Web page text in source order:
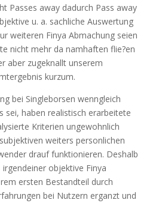
Passes away dadurch Pass away
u. a. sachliche Auswertung
weiteren Finya Abmachung seien
nicht mehr da namhaften flie?en
aber zugeknallt unserem
kurzum.
bei Singleborsen wenngleich
sei, haben realistisch erarbeitete
Kriterien ungewohnlich
weiters personlichen
drauf funktionieren. Deshalb
objektive Finya
ersten Bestandteil durch
bei Nutzern erganzt und